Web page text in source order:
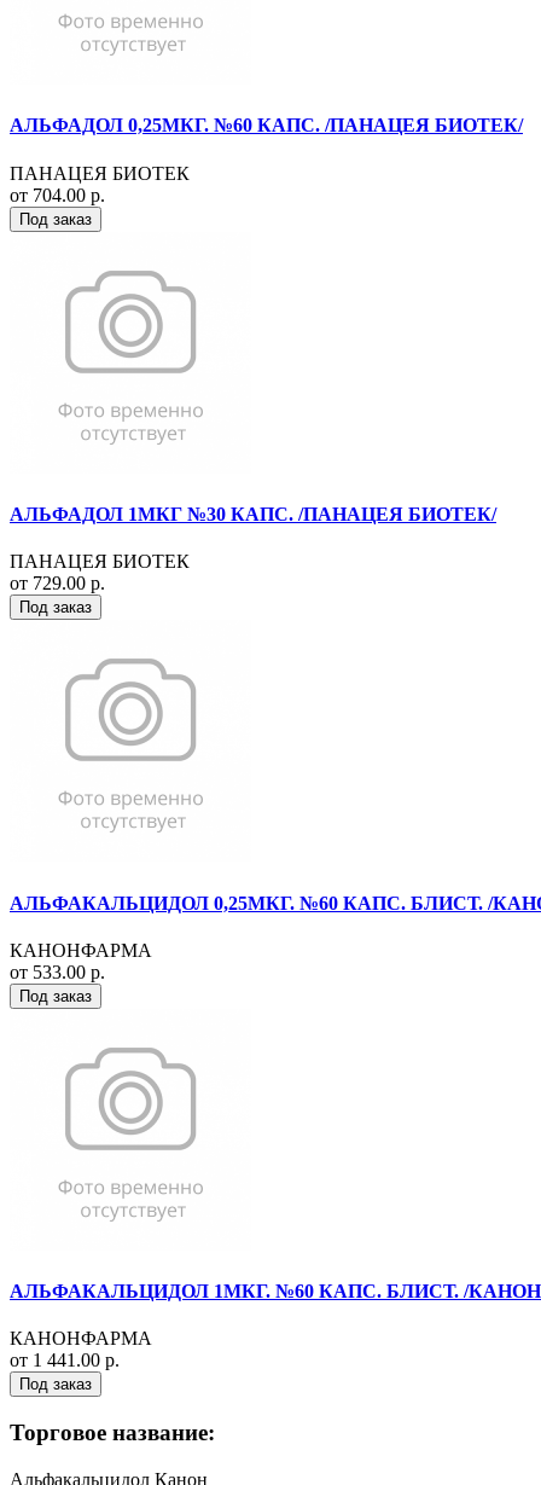
АЛЬФАДОЛ 0,25МКГ. №60 КАПС. /ПАНАЦЕЯ БИОТЕК/
ПАНАЦЕЯ БИОТЕК
от 704.00 р.
Под заказ
АЛЬФАДОЛ 1МКГ №30 КАПС. /ПАНАЦЕЯ БИОТЕК/
ПАНАЦЕЯ БИОТЕК
от 729.00 р.
Под заказ
АЛЬФАКАЛЬЦИДОЛ 0,25МКГ. №60 КАПС. БЛИСТ. /
КАНОНФАРМА
от 533.00 р.
Под заказ
АЛЬФАКАЛЬЦИДОЛ 1МКГ. №60 КАПС. БЛИСТ. /
КАНОНФАРМА
от 1 441.00 р.
Под заказ
Торговое название:
Альфакальцидол Канон